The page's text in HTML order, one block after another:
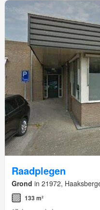
Raadplegen
Grond in 21972,
133 m²